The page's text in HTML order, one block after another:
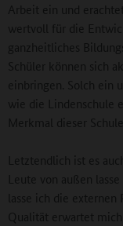
Arbeit ein und
wertvoll für die
ganzheitliches
Schüler können sich
einbringen. Solch ein
wie die Lindenschule
Merkmal dieser Schule.
Letztendlich ist es
Leute von außen
lasse ich die
Qualität erwartet